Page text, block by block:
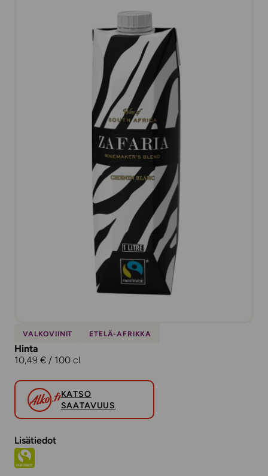
VALKOVIINIT ETELÄ-AFRIKKA
Hinta
10,49 € / 100 cl
KATSO
SAATAVUUS
Lisätiedot